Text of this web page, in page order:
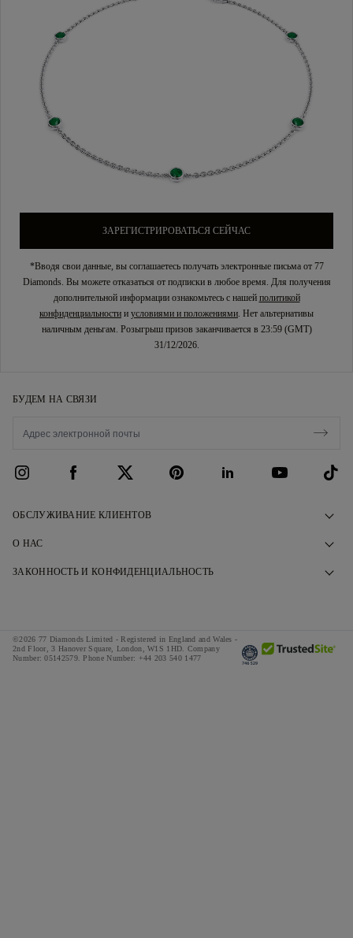
ЗАРЕГИСТРИРОВАТЬСЯ СЕЙЧАС
*Вводя свои данные, вы соглашаетесь получать электронные письма от 77
Diamonds. Вы можете отказаться от подписки в любое время. Для получения
дополнительной информации ознакомьтесь с нашей политикой
конфиденциальности и условиями и положениями. Нет альтернативы
наличным деньгам. Розыгрыш призов заканчивается в 23:59 (GMT)
31/12/2026.
БУДЕМ НА СВЯЗИ
ОБСЛУЖИВАНИЕ КЛИЕНТОВ
Свяжитесь с нами
Правила и условия рассрочки
О НАС
Наша История
Ответственный Поиск
ЗАКОННОСТЬ И КОНФИДЕНЦИАЛЬНОСТЬ
Пользовательское соглашение
©2026 77 Diamonds Limited - Registered in England and Wales -
2nd Floor, 3 Hanover Square, London, W1S 1HD. Company
Number:05142579. Phone Number: +44 203 540 1477